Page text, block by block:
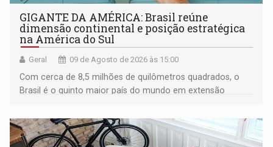
GIGANTE DA AMÉRICA: Brasil reúne
dimensão continental e posição estratégica
na América do Sul
Geral 09 de Agosto de 2026 às 15:00
Com cerca de 8,5 milhões de quilômetros quadrados, o
Brasil é o quinto maior país do mundo em extensão